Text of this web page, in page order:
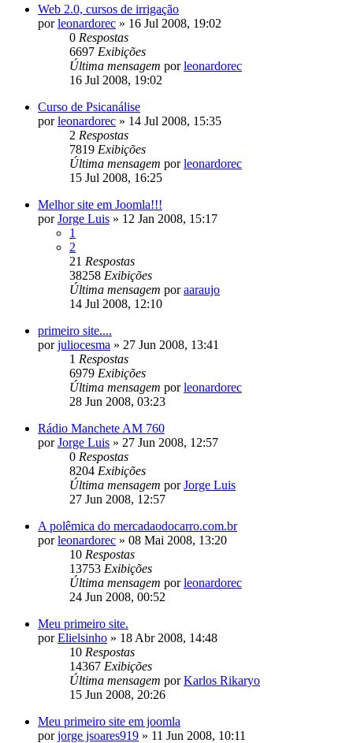
Web 2.0, cursos de irrigação
porleonardorec » 16 Jul 2008, 19:02
0 Respostas
6697 Exibições
Última mensagem porleonardorec
16 Jul 2008, 19:02
Curso de Psicanálise
porleonardorec » 14 Jul 2008, 15:35
2 Respostas
7819 Exibições
Última mensagem porleonardorec
15 Jul 2008, 16:25
Melhor site em Joomla!!!
porJorge Luis » 12 Jan 2008, 15:17
1
2
21 Respostas
38258 Exibições
Última mensagem poraaraujo
14 Jul 2008, 12:10
primeiro site....
porjuliocesma » 27 Jun 2008, 13:41
1 Respostas
6979 Exibições
Última mensagem porleonardorec
28 Jun 2008, 03:23
Rádio Manchete AM 760
porJorge Luis » 27 Jun 2008, 12:57
0 Respostas
8204 Exibições
Última mensagem porJorge Luis
27 Jun 2008, 12:57
A polêmica do mercadaodocarro.com.br
porleonardorec » 08 Mai 2008, 13:20
10 Respostas
13753 Exibições
Última mensagem porleonardorec
24 Jun 2008, 00:52
Meu primeiro site.
porElielsinho » 18 Abr 2008, 14:48
10 Respostas
14367 Exibições
Última mensagem porKarlos Rikaryo
15 Jun 2008, 20:26
Meu primeiro site em joomla
porjorge jsoares919 » 11 Jun 2008, 10:11